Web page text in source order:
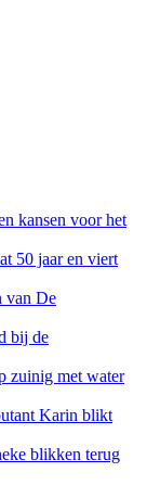
kansen voor het
50 jaar en viert
van De
bij de
zuinig met water
Karin blikt
blikken terug